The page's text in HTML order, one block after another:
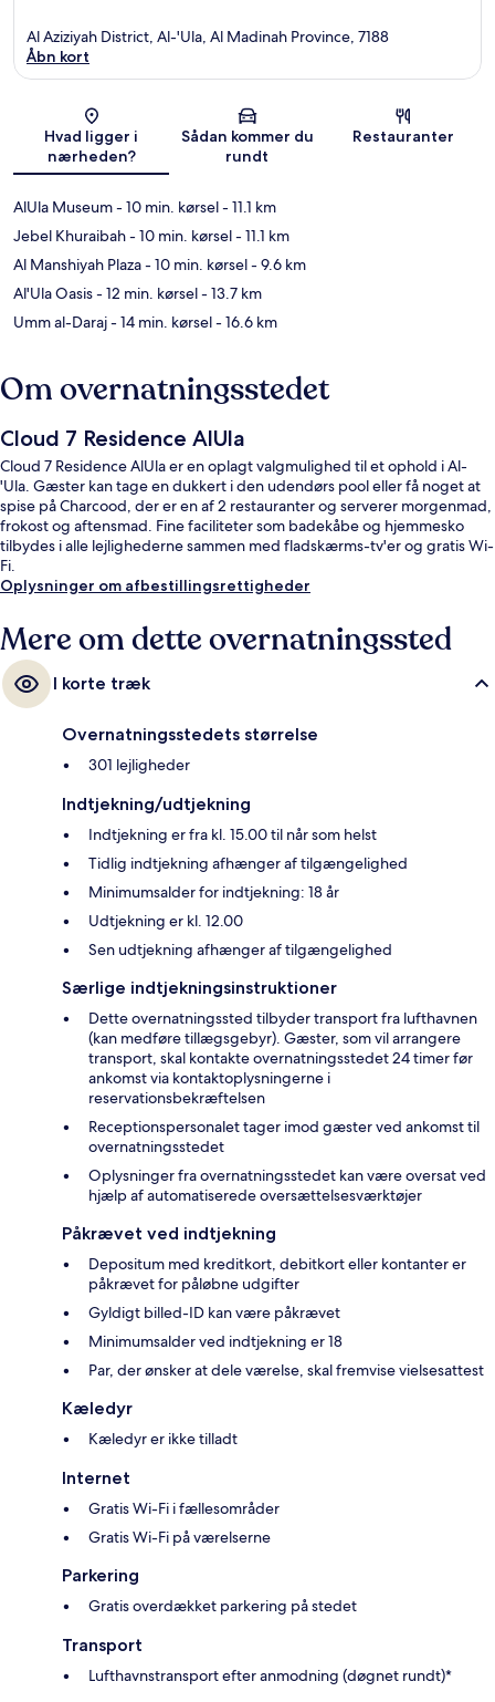
Kort
Al Aziziyah District, Al-'Ula, Al Madinah Province, 7188
Åbn kort
Hvad ligger i
nærheden?
Sådan kommer du
rundt
Restauranter
AlUla Museum- 10 min. kørsel- 11.1 km
Jebel Khuraibah- 10 min. kørsel- 11.1 km
Al Manshiyah Plaza- 10 min. kørsel- 9.6 km
Al'Ula Oasis- 12 min. kørsel- 13.7 km
Umm al-Daraj- 14 min. kørsel- 16.6 km
Om overnatningsstedet
Cloud 7 Residence AlUla
Cloud 7 Residence AlUla er en oplagt valgmulighed til et ophold i Al-
'Ula. Gæster kan tage en dukkert i den udendørs pool eller få noget at
spise på Charcood, der er en af 2 restauranter og serverer morgenmad,
frokost og aftensmad. Fine faciliteter som badekåbe og hjemmesko
tilbydes i alle lejlighederne sammen med fladskærms-tv'er og gratis Wi-
Fi.
Oplysninger om afbestillingsrettigheder
Mere om dette overnatningssted
I korte træk
Overnatningsstedets størrelse
301 lejligheder
Indtjekning/udtjekning
Indtjekning er fra kl. 15.00 til når som helst
Tidlig indtjekning afhænger af tilgængelighed
Minimumsalder for indtjekning: 18 år
Udtjekning er kl. 12.00
Sen udtjekning afhænger af tilgængelighed
Særlige indtjekningsinstruktioner
Dette overnatningssted tilbyder transport fra lufthavnen
(kan medføre tillægsgebyr). Gæster, som vil arrangere
transport, skal kontakte overnatningsstedet 24 timer før
ankomst via kontaktoplysningerne i
reservationsbekræftelsen
Receptionspersonalet tager imod gæster ved ankomst til
overnatningsstedet
Oplysninger fra overnatningsstedet kan være oversat ved
hjælp af automatiserede oversættelsesværktøjer
Påkrævet ved indtjekning
Depositum med kreditkort, debitkort eller kontanter er
påkrævet for påløbne udgifter
Gyldigt billed-ID kan være påkrævet
Minimumsalder ved indtjekning er 18
Par, der ønsker at dele værelse, skal fremvise vielsesattest
Kæledyr
Kæledyr er ikke tilladt
Internet
Gratis Wi-Fi i fællesområder
Gratis Wi-Fi på værelserne
Parkering
Gratis overdækket parkering på stedet
Transport
Lufthavnstransport efter anmodning (døgnet rundt)*